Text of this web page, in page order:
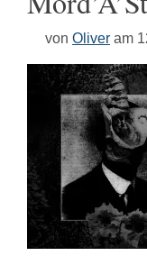
von Oliver am